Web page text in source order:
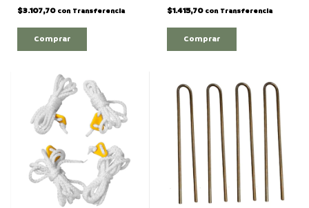
$3.107,70 con Transferencia $1.415,70 con Transferencia
Comprar